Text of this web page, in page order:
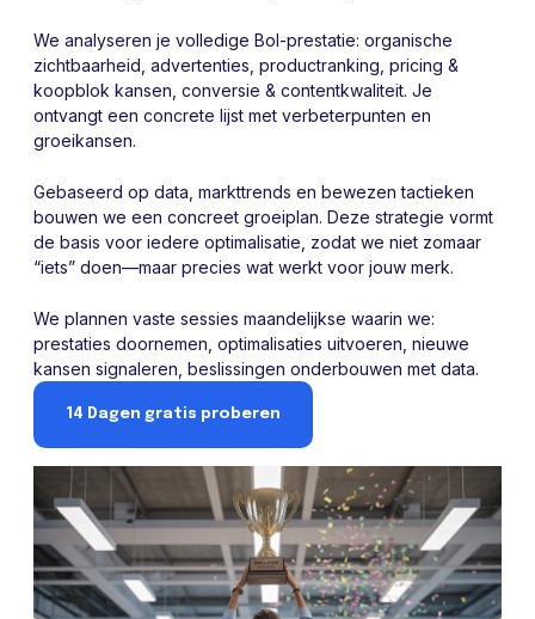
We analyseren je volledige Bol-prestatie: organische
zichtbaarheid, advertenties, productranking, pricing &
koopblok kansen, conversie & contentkwaliteit. Je
ontvangt een concrete lijst met verbeterpunten en
groeikansen.
Gebaseerd op data, markttrends en bewezen tactieken
bouwen we een concreet groeiplan. Deze strategie vormt
de basis voor iedere optimalisatie, zodat we niet zomaar
“iets” doen—maar precies wat werkt voor jouw merk.
We plannen vaste sessies maandelijkse waarin we:
prestaties doornemen, optimalisaties uitvoeren, nieuwe
kansen signaleren, beslissingen onderbouwen met data.
14 Dagen gratis proberen